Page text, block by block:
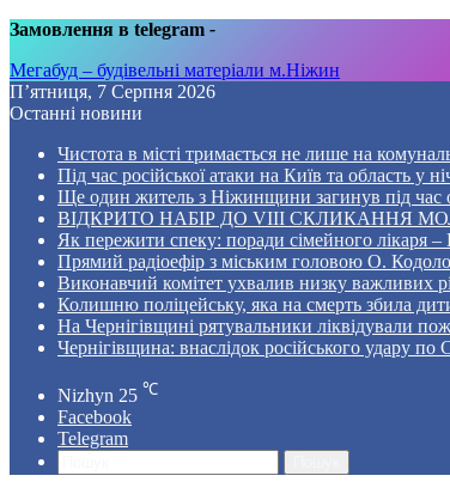
Замовлення в telegram -
Мегабуд – будівельні матеріали м.Ніжин
П’ятниця, 7 Серпня 2026
Останні новини
Чистота в місті тримається не лише на
Під час російської атаки на Київ та область у
Ще один житель з Ніжинщини загинув під час
ВІДКРИТО НАБІР ДО VIII СКЛИКАННЯ
Як пережити спеку: поради сімейного лікаря –
Прямий радіоефір з міським головою О.
Виконавчий комітет ухвалив низку важливих
Колишню поліцейську, яка на смерть збила
На Чернігівщині рятувальники ліквідували
Чернігівщина: внаслідок російського удару по
Nizhyn 25 ℃
Facebook
Telegram